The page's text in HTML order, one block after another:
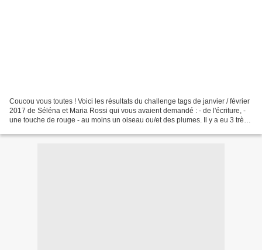
Coucou vous toutes ! Voici les résultats du challenge tags de janvier / février
2017 de Séléna et Maria Rossi qui vous avaient demandé : - de l'écriture, -
une touche de rouge - au moins un oiseau ou/et des plumes. Il y a eu 3 très